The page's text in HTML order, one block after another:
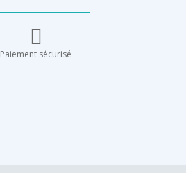
Paiement sécurisé